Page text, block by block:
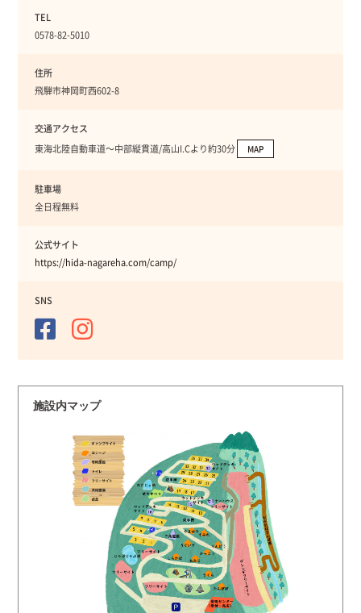
TEL
0578-82-5010
住所
飛騨市神岡町西602-8
交通アクセス
東海北陸自動車道〜中部縦貫道/高山I.Cより約30分
MAP
駐車場
全日程無料
公式サイト
https://hida-nagareha.com/camp/
SNS
施設内マップ